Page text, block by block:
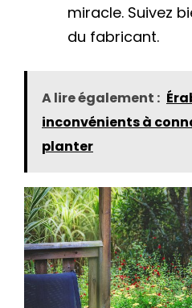
miracle. Suivez
du fabricant.
A lire également :
inconvénients à
planter